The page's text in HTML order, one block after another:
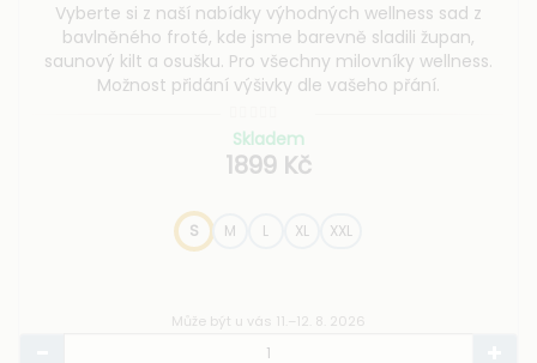
Vyberte si z naší nabídky výhodných wellness sad z
bavlněného froté, kde jsme barevně sladili župan,
saunový kilt a osušku. Pro všechny milovníky wellness.
Možnost přidání výšivky dle vašeho přání.
Skladem
1899 Kč
S M L XL XXL
Může být u vás 11.–12. 8. 2026